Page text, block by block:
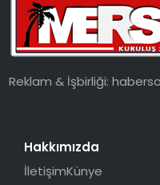
Reklam & İşbirliği:
Hakkımızda
İletişimKünye